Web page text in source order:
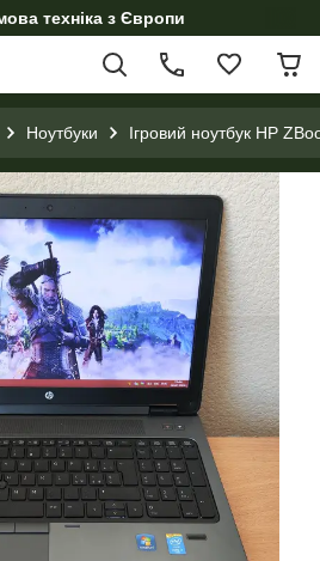
техніка з Європи
Ноутбуки Ігровий ноутбук HP